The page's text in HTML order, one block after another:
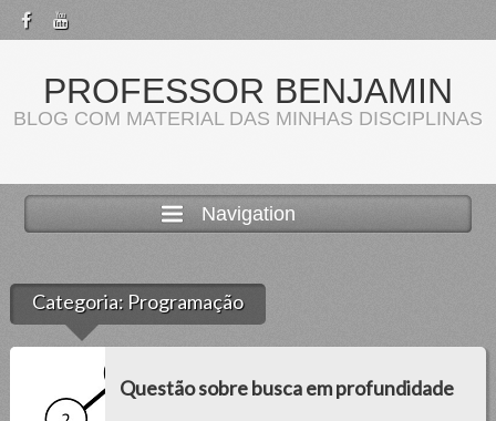
PROFESSOR BENJAMIN
BLOG COM MATERIAL DAS MINHAS DISCIPLINAS
Navigation
Categoria: Programação
Questão sobre busca em profundidade